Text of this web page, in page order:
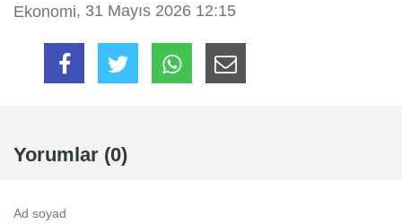
Ekonomi, 31 Mayıs 2026 12:15
Yorumlar (0)